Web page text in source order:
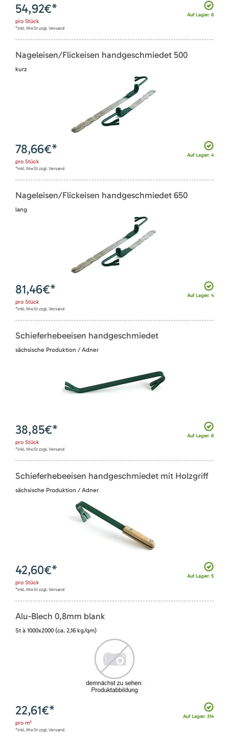
Auf Lager: 6
54,92€*
pro Stück
*inkl. MwSt zzgl. Versand
Nageleisen/Flickeisen handgeschmiedet 500
kurz
Auf Lager: 4
78,66€*
pro Stück
*inkl. MwSt zzgl. Versand
Nageleisen/Flickeisen handgeschmiedet 650
lang
Auf Lager: 4
81,46€*
pro Stück
*inkl. MwSt zzgl. Versand
Schieferhebeeisen handgeschmiedet
sächsische Produktion / Adner
Auf Lager: 6
38,85€*
pro Stück
*inkl. MwSt zzgl. Versand
Schieferhebeeisen handgeschmiedet mit Holzgriff
sächsische Produktion / Adner
Auf Lager: 5
42,60€*
pro Stück
*inkl. MwSt zzgl. Versand
Alu-Blech 0,8mm blank
St à 1000x2000 (ca. 2,16 kg/qm)
Auf Lager: 314
22,61€*
pro m²
*inkl. MwSt zzgl. Versand